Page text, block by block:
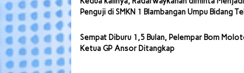
Penguji di SMKN 1 Blambangan Umpu Bidang
Sempat Diburu 1,5 Bulan, Pelempar Bom
Ketua GP Ansor Ditangkap